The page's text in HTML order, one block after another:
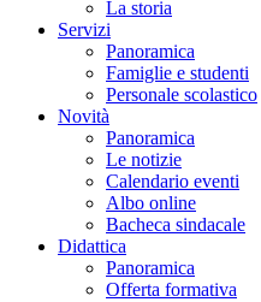
La storia
Servizi
Panoramica
Famiglie e studenti
Personale scolastico
Novità
Panoramica
Le notizie
Calendario eventi
Albo online
Bacheca sindacale
Didattica
Panoramica
Offerta formativa